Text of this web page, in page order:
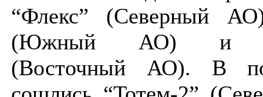
“Флекс” (Северный
(Южный АО) и
(Восточный АО). В